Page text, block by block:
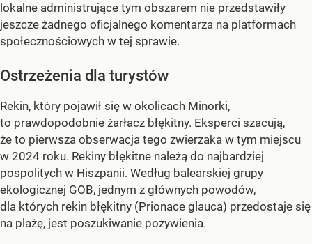
lokalne administrujące tym obszarem nie przedstawiły
jeszcze żadnego oficjalnego komentarza na platformach
społecznościowych w tej sprawie.
Ostrzeżenia dla turystów
Rekin, który pojawił się w okolicach Minorki,
to prawdopodobnie żarłacz błękitny. Eksperci szacują,
że to pierwsza obserwacja tego zwierzaka w tym miejscu
w 2024 roku. Rekiny błękitne należą do najbardziej
pospolitych w Hiszpanii. Według balearskiej grupy
ekologicznej GOB, jednym z głównych powodów,
dla których rekin błękitny (Prionace glauca) przedostaje się
na plażę, jest poszukiwanie pożywienia.